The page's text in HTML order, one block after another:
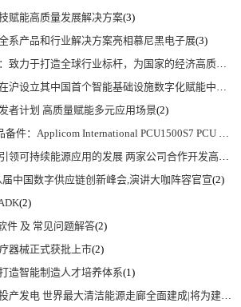
赋能高质量发展解决方案(3)
系产品和行业解决方案亮相慕尼黑电子展(3)
标杆，为国家的经济高质量发展贡献更大力量|上海电气集团党委书记、董事长吴磊来访
沪设立其中国首个智能基础设施数字化赋能中心
者计划 高质量赋能多元应用场景(2)
Applicom International PCU1500S7 PCU 1500 S7 V4.5.0
发展 两家公司合作开发高性能储能和太阳能组串式逆变器方案 以实现可持续的未来
届中国数字供应链创新峰会,演讲大咖阵容官宣(2)
(2)
件 及 常见问题解答(2)
器械正式获批上市(2)
造智能制造人才培养体系(1)
源走廊全面建成|将为建设新型能源体系、保障国家能源安全、实现“双碳”目标提供有力支撑